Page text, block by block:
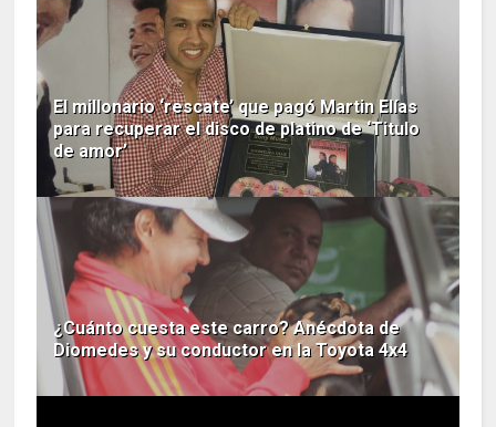
El millonario ‘rescate’ que pagó Martin Elías
para recuperar el disco de platino de ‘Titulo
de amor’
¿Cuánto cuesta este carro? Anécdota de
Diomedes y su conductor en la Toyota 4x4